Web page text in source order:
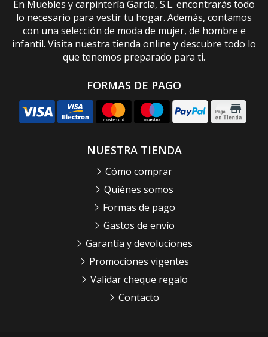
En Muebles y carpintería García, S.L. encontrarás todo
lo necesario para vestir tu hogar. Además, contamos
con una selección de moda de mujer, de hombre e
infantil. Visita nuestra tienda online y descubre todo lo
que tenemos preparado para ti.
FORMAS DE PAGO
NUESTRA TIENDA
Cómo comprar
Quiénes somos
Formas de pago
Gastos de envío
Garantía y devoluciones
Promociones vigentes
Validar cheque regalo
Contacto